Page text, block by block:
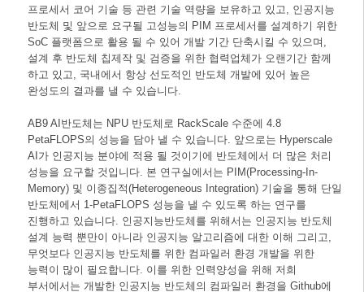
프로세서 코어 기술 등 관련 기술 역량을 보유하고 있고, 인공지능
반도체 및 앞으로 요구될 고성능의 PIM 프로세서를 설계하기 위한
SoC 플랫폼으로 활용 될 수 있어 개발 기간 단축시킬 수 있으며,
설계 후 반도체 칩제작 및 검증을 위한 협력업체가 오랜기간 함께
하고 있고, 국내에서 항상 선도적인 반도체 개발에 있어 높은
완성도의 결과를 낼 수 있습니다.
AB9 AI반도체는 NPU 반도체로 RackScale 수준에 4.8
PetaFLOPS의 성능을 담아 낼 수 있습니다. 앞으로는 Hyperscale
AI가 인공지능 분야에 적용 될 것이기에 반도체에서 더 많은 처리
성능을 요구할 것입니다. 본 연구실에서는 PIM(Processing-In-
Memory) 및 이종집적(Heterogeneous Integration) 기술을 통해 단일
반도체에서 1-PetaFLOPS 성능을 낼 수 있도록 하는 연구를
진행하고 있습니다. 인공지능반도체를 위해서는 인공지능 반도체
설계 능력 뿐만이 아니라 인공지능 알고리즘에 대한 이해 그리고,
무엇보다 인공지능 반도체를 위한 컴파일러 환경 개발을 위한
능력이 많이 필요합니다. 이를 위한 인력양성을 위해 저희
부서에서는 개발한 인공지능 반도체의 컴파일러 환경을 Github에